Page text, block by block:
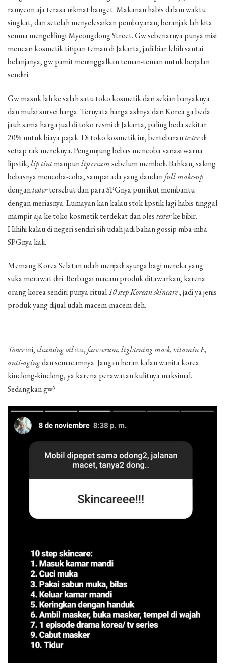
ramyeon aja terasa nikmat banget. Makanan habis dalam waktu
singkat, dan setelah menyelesaikan pembayaran, beranjak lah kita
semua mengelilingi Myeongdong Street. Gw sebenarnya punya misi
mencari kosmetik titipan teman di Jakarta, jadi biar lebih santai
belanjanya, gw pamit meninggalkan teman-teman untuk berjalan
sendiri.
Gw masuk lah ke salah satu toko kosmetik dari sekian banyaknya
dan mulai survei harga. Ternyata harga aslinya dari Korea ga beda
jauh sama harga jual di toko resmi di Jakarta, paling beda sekitar
20% untuk biaya pajak. Di toko kosmetik ini, bertebarantesterdi
setiap rak mereknya. Pengunjung bebas mencoba variasi warna
lipstik,lip tintmaupunlip creamsebelum membeli. Bahkan, saking
bebasnya mencoba-coba, sampai ada yang dandanfull make-up
dengantestertersebut dan para SPGnya pun ikut membantu
dengan meriasnya. Lumayan kan kalau stok lipstik lagi habis tinggal
mampir aja ke toko kosmetik terdekat dan olestesterke bibir.
Hihihi kalau di negeri sendiri sih udah jadi bahan gossip mba-mba
SPGnya kali.
Memang Korea Selatan udah menjadi syurga bagi mereka yang
suka merawat diri. Berbagai macam produk ditawarkan, karena
orang korea sendiri punya ritual10 step Korean skincare, jadi ya jenis
produk yang dijual udah macem-macem deh.
Tonerini,cleansing oilitu, face serum, lightening mask, vitamin E,
anti-agingdan semacamnya. Jangan heran kalau wanita korea
kinclong-kinclong, ya karena perawatan kulitnya maksimal.
Sedangkan gw?